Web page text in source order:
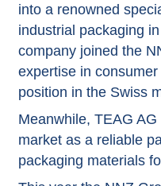
into a renowned
industrial packaging
company joined the
expertise in
position in the Swiss
Meanwhile, TEAG
market as a reliable
packaging materials